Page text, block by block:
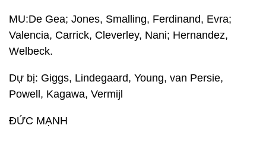
MU:De Gea; Jones, Smalling, Ferdinand, Evra;
Valencia, Carrick, Cleverley, Nani; Hernandez,
Welbeck.
Dự bị: Giggs, Lindegaard, Young, van Persie,
Powell, Kagawa, Vermijl
ĐỨC MẠNH